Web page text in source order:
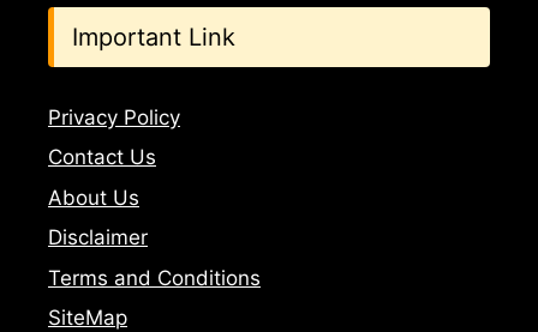
Important Link
Privacy Policy
Contact Us
About Us
Disclaimer
Terms and Conditions
SiteMap